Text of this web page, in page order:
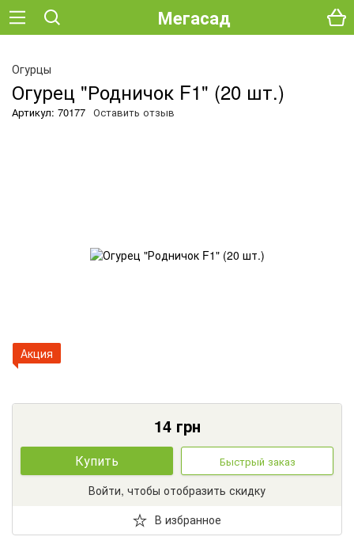
Мегасад
Огурцы
Огурец "Родничок F1" (20 шт.)
Артикул: 70177 Оставить отзыв
Акция
14грн
Купить Быстрый заказ
Войти, чтобы отобразить скидку
В избранное